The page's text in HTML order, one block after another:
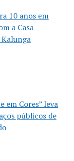
10 anos em
a Casa
em Cores” leva
públicos de